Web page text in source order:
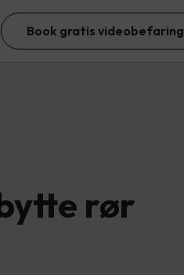
Book gratis videobefaring
rør